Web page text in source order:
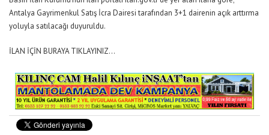
Antalya Gayrimenkul Satış İcra Dairesi tarafından 3+1 dairenin açık arttırma
yoluyla satılacağı duyuruldu.
İLAN İÇİN BURAYA TIKLAYINIZ…